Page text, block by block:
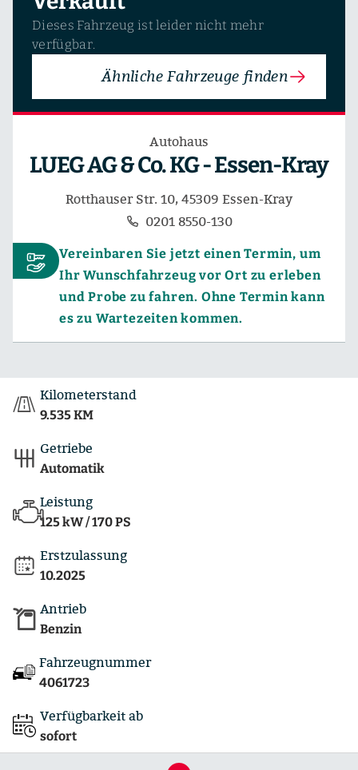
Dieses Fahrzeug ist leider nicht mehr
verfügbar.
Ähnliche Fahrzeuge finden
Autohaus
LUEG AG & Co. KG - Essen-Kray
Rotthauser Str. 10, 45309 Essen-Kray
0201 8550-130
Vereinbaren Sie jetzt einen Termin, um
Ihr Wunschfahrzeug vor Ort zu erleben
und Probe zu fahren. Ohne Termin kann
es zu Wartezeiten kommen.
Kilometerstand
9.535 KM
Getriebe
Automatik
Leistung
125 kW / 170 PS
Erstzulassung
10.2025
Antrieb
Benzin
Fahrzeugnummer
4061723
Verfügbarkeit ab
sofort